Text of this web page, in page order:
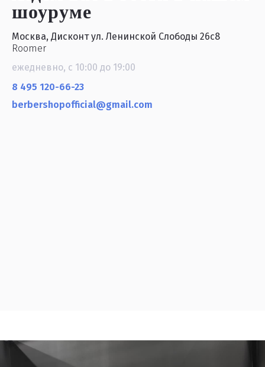
шоуруме
Москва, Дисконт ул. Ленинской Слободы 26с8
Roomer
ежедневно, с 10:00 до 19:00
8 495 120-66-23
berbershopofficial@gmail.com